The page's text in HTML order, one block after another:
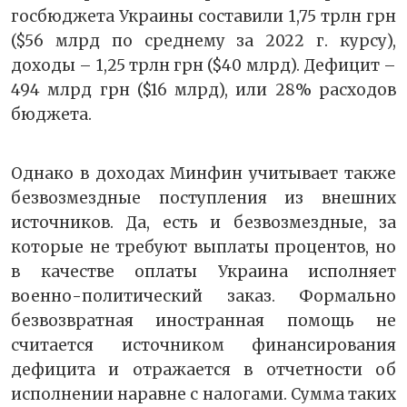
госбюджета Украины составили 1,75 трлн грн
($56 млрд по среднему за 2022 г. курсу),
доходы – 1,25 трлн грн ($40 млрд). Дефицит –
494 млрд грн ($16 млрд), или 28% расходов
бюджета.
Однако в доходах Минфин учитывает также
безвозмездные поступления из внешних
источников. Да, есть и безвозмездные, за
которые не требуют выплаты процентов, но
в качестве оплаты Украина исполняет
военно-политический заказ. Формально
безвозвратная иностранная помощь не
считается источником финансирования
дефицита и отражается в отчетности об
исполнении наравне с налогами. Сумма таких